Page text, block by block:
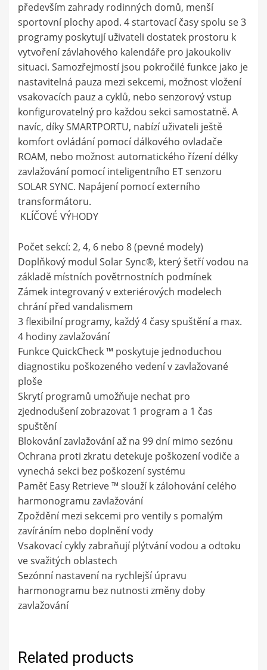
především zahrady rodinných domů, menší
sportovní plochy apod. 4 startovací časy spolu se 3
programy poskytují uživateli dostatek prostoru k
vytvoření závlahového kalendáře pro jakoukoliv
situaci. Samozřejmostí jsou pokročilé funkce jako je
nastavitelná pauza mezi sekcemi, možnost vložení
vsakovacích pauz a cyklů, nebo senzorový vstup
konfigurovatelný pro každou sekci samostatně. A
navíc, díky SMARTPORTU, nabízí uživateli ještě
komfort ovládání pomocí dálkového ovladače
ROAM, nebo možnost automatického řízení délky
zavlažování pomocí inteligentního ET senzoru
SOLAR SYNC. Napájení pomocí externího
transformátoru.
KLÍČOVÉ VÝHODY
Počet sekcí: 2, 4, 6 nebo 8 (pevné modely)
Doplňkový modul Solar Sync®, který šetří vodou na
základě místních povětrnostních podmínek
Zámek integrovaný v exteriérových modelech
chrání před vandalismem
3 flexibilní programy, každý 4 časy spuštění a max.
4 hodiny zavlažování
Funkce QuickCheck ™ poskytuje jednoduchou
diagnostiku poškozeného vedení v zavlažované
ploše
Skrytí programů umožňuje nechat pro
zjednodušení zobrazovat 1 program a 1 čas
spuštění
Blokování zavlažování až na 99 dní mimo sezónu
Ochrana proti zkratu detekuje poškození vodiče a
vynechá sekci bez poškození systému
Paměť Easy Retrieve ™ slouží k zálohování celého
harmonogramu zavlažování
Zpoždění mezi sekcemi pro ventily s pomalým
zavíráním nebo doplnění vody
Vsakovací cykly zabraňují plýtvání vodou a odtoku
ve svažitých oblastech
Sezónní nastavení na rychlejší úpravu
harmonogramu bez nutnosti změny doby
zavlažování
Related products